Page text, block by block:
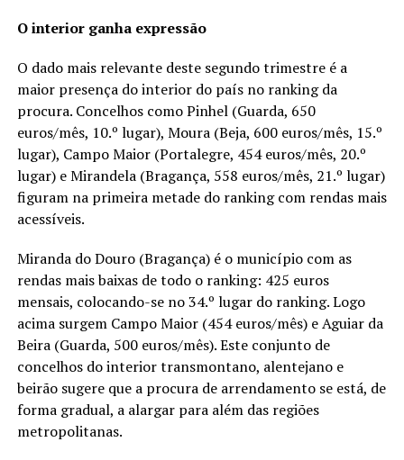
O interior ganha expressão
O dado mais relevante deste segundo trimestre é a
maior presença do interior do país no ranking da
procura. Concelhos como Pinhel (Guarda, 650
euros/mês, 10.º lugar), Moura (Beja, 600 euros/mês, 15.º
lugar), Campo Maior (Portalegre, 454 euros/mês, 20.º
lugar) e Mirandela (Bragança, 558 euros/mês, 21.º lugar)
figuram na primeira metade do ranking com rendas mais
acessíveis.
Miranda do Douro (Bragança) é o município com as
rendas mais baixas de todo o ranking: 425 euros
mensais, colocando-se no 34.º lugar do ranking. Logo
acima surgem Campo Maior (454 euros/mês) e Aguiar da
Beira (Guarda, 500 euros/mês). Este conjunto de
concelhos do interior transmontano, alentejano e
beirão sugere que a procura de arrendamento se está, de
forma gradual, a alargar para além das regiões
metropolitanas.